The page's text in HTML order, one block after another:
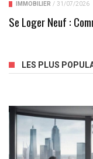
IMMOBILIER / 31/07/2026
Se Loger Neuf :
LES PLUS